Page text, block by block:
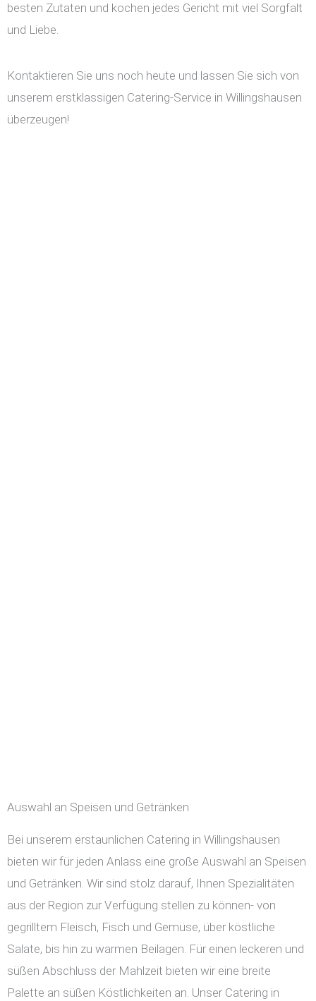
besten Zutaten und kochen jedes Gericht mit viel Sorgfalt
und Liebe.
Kontaktieren Sie uns noch heute und lassen Sie sich von
unserem erstklassigen Catering-Service in Willingshausen
überzeugen!
Auswahl an Speisen und Getränken
Bei unserem erstaunlichen Catering in Willingshausen
bieten wir für jeden Anlass eine große Auswahl an Speisen
und Getränken. Wir sind stolz darauf, Ihnen Spezialitäten
aus der Region zur Verfügung stellen zu können- von
gegrilltem Fleisch, Fisch und Gemüse, über köstliche
Salate, bis hin zu warmen Beilagen. Für einen leckeren und
süßen Abschluss der Mahlzeit bieten wir eine breite
Palette an süßen Köstlichkeiten an. Unser Catering in